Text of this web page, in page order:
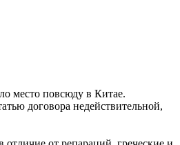
место повсюду в Китае.
договора недействительной,